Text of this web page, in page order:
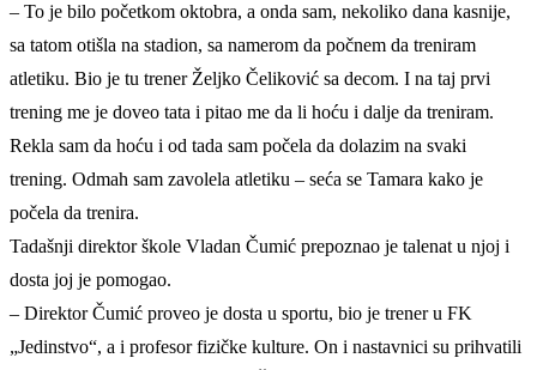
– To je bilo početkom oktobra, a onda sam, nekoliko dana kasnije,
sa tatom otišla na stadion, sa namerom da počnem da treniram
atletiku. Bio je tu trener Željko Čeliković sa decom. I na taj prvi
trening me je doveo tata i pitao me da li hoću i dalje da treniram.
Rekla sam da hoću i od tada sam počela da dolazim na svaki
trening. Odmah sam zavolela atletiku – seća se Tamara kako je
počela da trenira.
Tadašnji direktor škole Vladan Čumić prepoznao je talenat u njoj i
dosta joj je pomogao.
– Direktor Čumić proveo je dosta u sportu, bio je trener u FK
„Jedinstvo“, a i profesor fizičke kulture. On i nastavnici su prihvatili